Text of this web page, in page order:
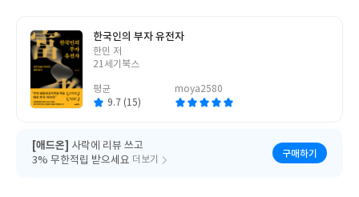
한국인의 부자 유전자
글
쓴
한민 저
21세기북스
평균
9.7 (15)
moya2580
[애드온] 사락에 리뷰 쓰고
3% 무한적립 받으세요 더보기
구매하기